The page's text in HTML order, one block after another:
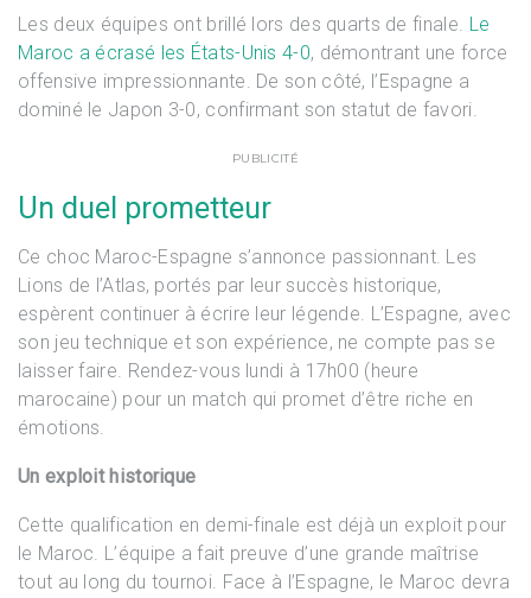
Les deux équipes ont brillé lors des quarts de finale. Le
Maroc a écrasé les États-Unis 4-0, démontrant une force
offensive impressionnante. De son côté, l’Espagne a
dominé le Japon 3-0, confirmant son statut de favori.
PUBLICITÉ
Un duel prometteur
Ce choc Maroc-Espagne s’annonce passionnant. Les
Lions de l’Atlas, portés par leur succès historique,
espèrent continuer à écrire leur légende. L’Espagne, avec
son jeu technique et son expérience, ne compte pas se
laisser faire. Rendez-vous lundi à 17h00 (heure
marocaine) pour un match qui promet d’être riche en
émotions.
Un exploit historique
Cette qualification en demi-finale est déjà un exploit pour
le Maroc. L’équipe a fait preuve d’une grande maîtrise
tout au long du tournoi. Face à l’Espagne, le Maroc devra